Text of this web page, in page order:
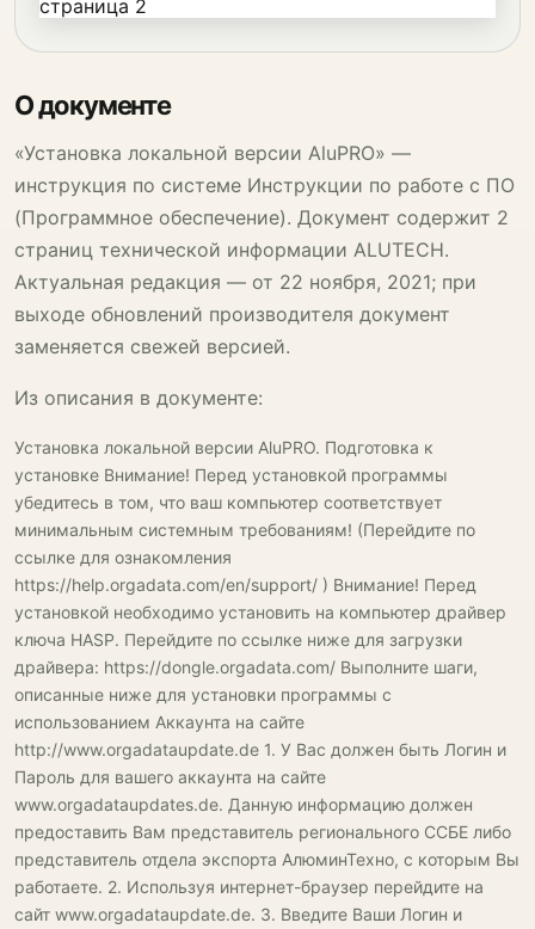
О документе
«Установка локальной версии AluPRO» —
инструкция по системе Инструкции по работе с ПО
(Программное обеспечение). Документ содержит 2
страниц технической информации ALUTECH.
Актуальная редакция — от 22 ноября, 2021; при
выходе обновлений производителя документ
заменяется свежей версией.
Из описания в документе:
Установка локальной версии AluPRO. Подготовка к
установке Внимание! Перед установкой программы
убедитесь в том, что ваш компьютер соответствует
минимальным системным требованиям! (Перейдите по
ссылке для ознакомления
https://help.orgadata.com/en/support/ ) Внимание! Перед
установкой необходимо установить на компьютер драйвер
ключа HASP. Перейдите по ссылке ниже для загрузки
драйвера: https://dongle.orgadata.com/ Выполните шаги,
описанные ниже для установки программы с
использованием Аккаунта на сайте
http://www.orgadataupdate.de 1. У Вас должен быть Логин и
Пароль для вашего аккаунта на сайте
www.orgadataupdates.de. Данную информацию должен
предоставить Вам представитель регионального ССБЕ либо
представитель отдела экспорта АлюминТехно, с которым Вы
работаете. 2. Используя интернет-браузер перейдите на
сайт www.orgadataupdate.de. 3. Введите Ваши Логин и